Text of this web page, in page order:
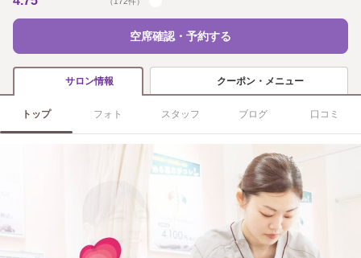
空席確認・予約する
サロン情報 クーポン・メニュー
トップ フォト スタッフ ブログ 口コミ